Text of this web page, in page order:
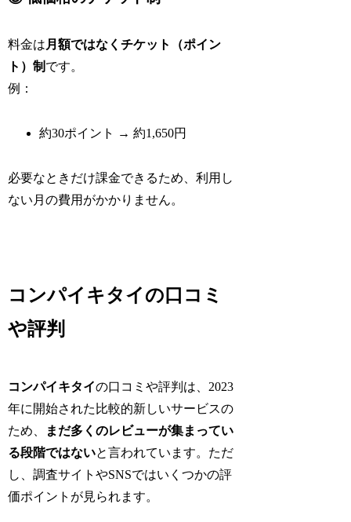
料金は 月額ではなくチケット（ポイン
ト）制 です。
例：
約30ポイント → 約1,650円
必要なときだけ課金できるため、利用し
ない月の費用がかかりません。
コンパイキタイの口コミ
や評判
コンパイキタイの口コミや評判は、2023
年に開始された比較的新しいサービスの
ため、
まだ多くのレビューが集まってい
る段階ではないと言われています。ただ
し、調査サイトやSNSではいくつかの評
価ポイントが見られます。